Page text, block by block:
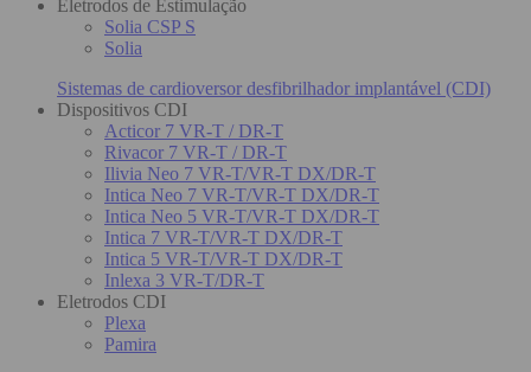
Eletrodos de Estimulação
Solia CSP S
Solia
Sistemas de cardioversor desfibrilhador implantável (CDI)
Dispositivos CDI
Acticor 7 VR-T / DR-T
Rivacor 7 VR-T / DR-T
Ilivia Neo 7 VR-T/VR-T DX/DR-T
Intica Neo 7 VR-T/VR-T DX/DR-T
Intica Neo 5 VR-T/VR-T DX/DR-T
Intica 7 VR-T/VR-T DX/DR-T
Intica 5 VR-T/VR-T DX/DR-T
Inlexa 3 VR-T/DR-T
Eletrodos CDI
Plexa
Pamira